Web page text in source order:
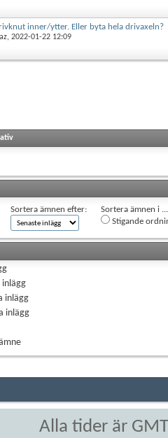
inner/ytter. Eller byta hela drivaxeln?
, 2022-01-22 12:09
Sortera ämnen efter:
Sortera ämnen i ...
Stigande
inlägg
inlägg
inlägg
Alla tider är